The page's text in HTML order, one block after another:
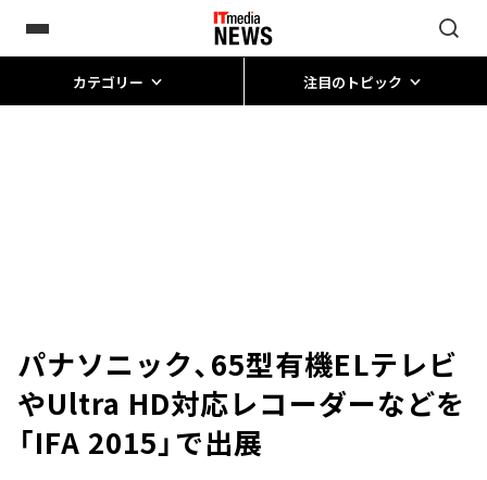
カテゴリー 注目のトピック
パナソニック、65型有機ELテレビ
やUltra HD対応レコーダーなどを
「IFA 2015」で出展